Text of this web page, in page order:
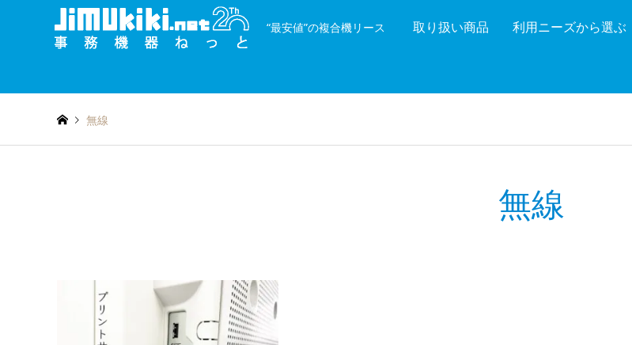
“最安値”の複合機リース 取り扱い商品 利用ニーズから選ぶ
無線
無線